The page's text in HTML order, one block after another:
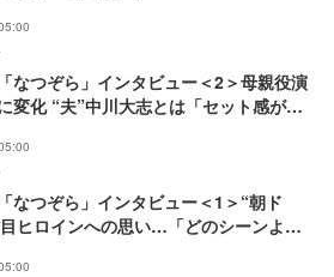
なつぞら」インタビュー＜2＞母親役演
変化 “夫”中川大志とは「セット感があ
なつぞら」インタビュー＜1＞“朝ド
ヒロインへの思い…「どのシーンより